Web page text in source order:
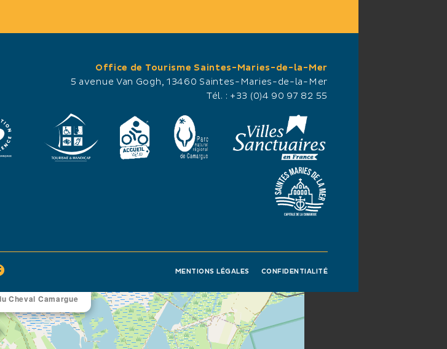
Compétition sportive
Cheval Camargue
Office de Tourisme Saintes-Maries-de-la-Mer
5 avenue Van Gogh, 13460 Saintes-Maries-de-la-Mer
Tél. : +33 (0)4 90 97 82 55
MENTIONS LÉGALES CONFIDENTIALITÉ